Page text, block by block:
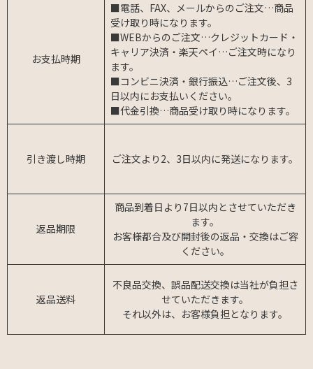
お支払時期
■電話、FAX、メールからのご注文…商品
受け取り時になります。
■WEBからのご注文…クレジットカード・
キャリア決済・楽天ペイ…ご注文時になり
ます。
■コンビニ決済・銀行振込…ご注文後、3
日以内にお支払いください。
■代金引換…商品受け取り時になります。
引き渡し時期 ご注文より2、3日以内に発送になります。
返品期限
商品到着日より7日以内とさせていただき
ます。
お客様都合及び開封後の返品・交換はご容
ください。
返品送料
不良品交換、誤品配送交換は当社が負担さ
せていただきます。
それ以外は、お客様負担となります。